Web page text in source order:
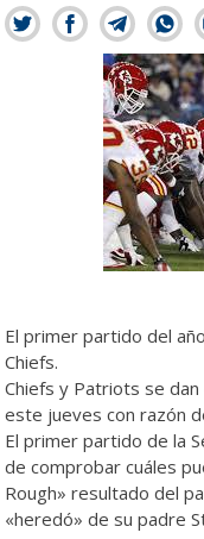
El primer partido del
Chiefs.
Chiefs y Patriots se
este jueves con razón
El primer partido de la
de comprobar cuáles
Rough» resultado del
«heredó» de su padre